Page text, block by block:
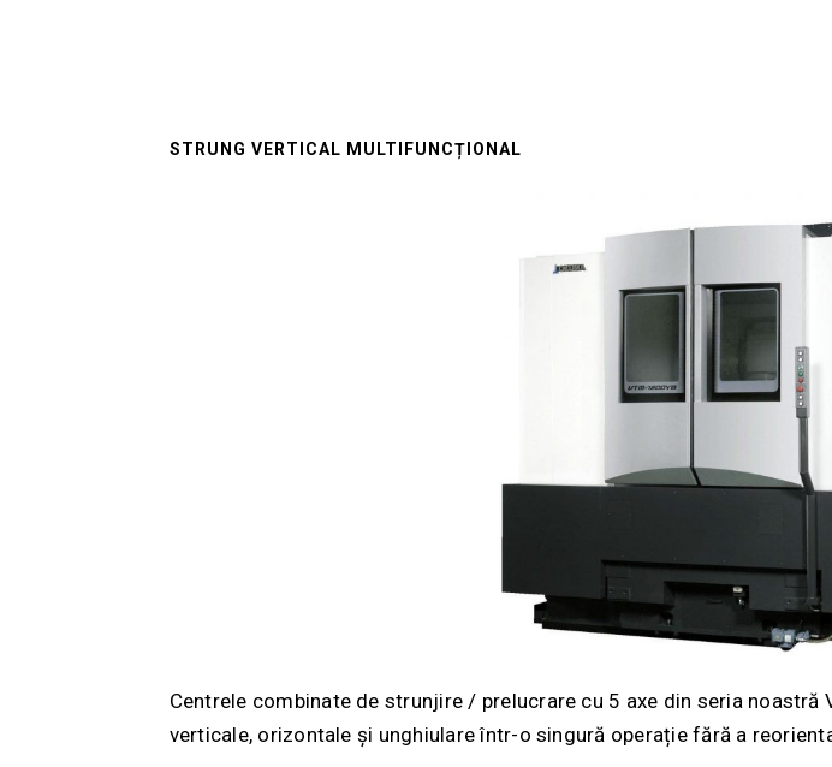
STRUNG VERTICAL MULTIFUNCȚIONAL
Centrele combinate de strunjire / prelucrare cu 5 axe din seria
verticale, orizontale și unghiulare într-o singură operație fără a